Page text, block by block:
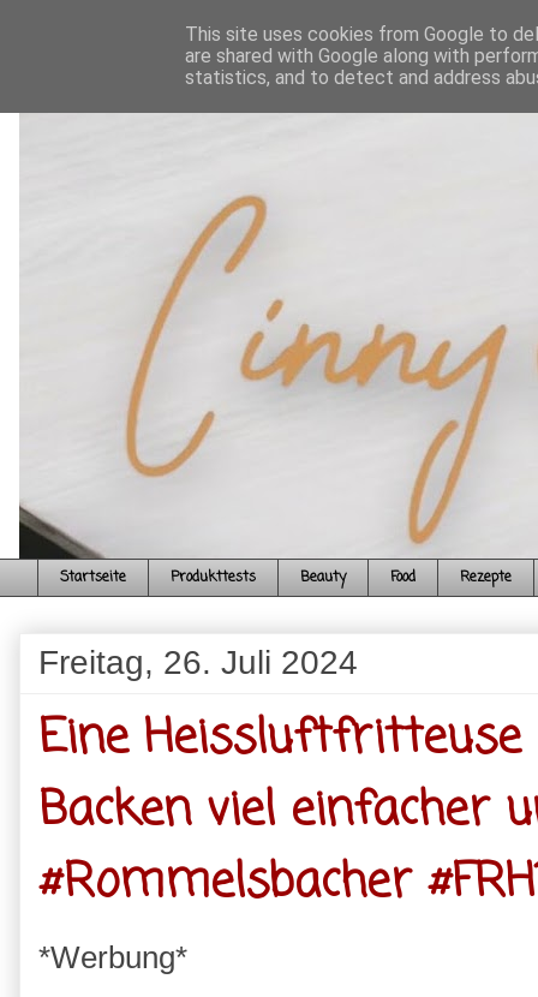
Startseite Produkttests Beauty Food Rezepte
Freitag, 26. Juli 2024
Eine
Backen viel einfacher
#Rommelsbacher
*Werbung*
This site uses cookies from Google to
are shared with Google along with
statistics, and to detect and address